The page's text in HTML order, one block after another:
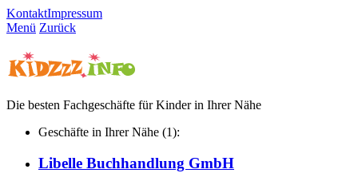
KontaktImpressum
Menü Zurück
Die besten Fachgeschäfte für Kinder in Ihrer Nähe
Geschäfte in Ihrer Nähe (1):
Libelle Buchhandlung GmbH